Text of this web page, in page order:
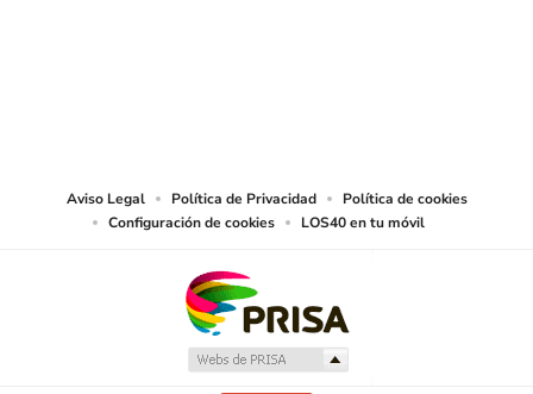
Aviso Legal Política de Privacidad
Política de cookies
Configuración de cookies
LOS40 en tu móvil